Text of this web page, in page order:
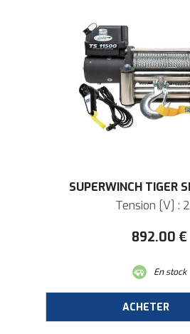
SUPERWINCH TIGER
Tension [V] :
892.00 €
En stock